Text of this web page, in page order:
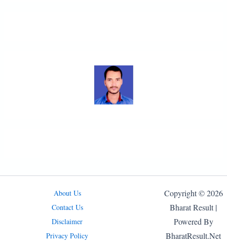
About Us
Contact Us
Disclaimer
Privacy Policy
Copyright © 2026
Bharat Result |
Powered By
BharatResult.Net